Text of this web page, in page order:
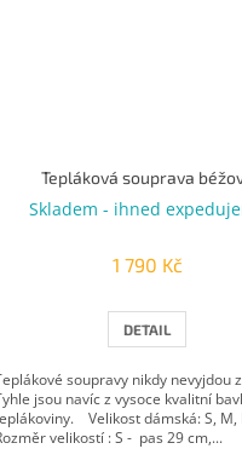
Tepláková souprava
Skladem - ihned
1 790 Kč
DETAIL
soupravy nikdy nevyjdou
jsou navíc z vysoce kvalitní
Velikost dámská: S, M,
velikostí : S - pas 29 cm,...